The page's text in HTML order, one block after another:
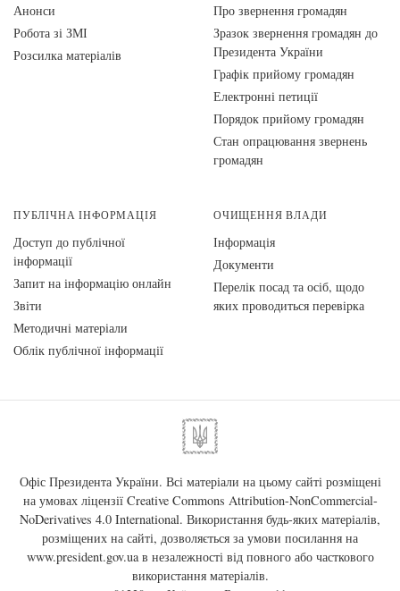
Анонси
Робота зі ЗМІ
Розсилка матеріалів
Про звернення громадян
Зразок звернення громадян до
Президента України
Графік прийому громадян
Електронні петиції
Порядок прийому громадян
Стан опрацювання звернень
громадян
ПУБЛІЧНА ІНФОРМАЦІЯ
Доступ до публічної
інформації
Запит на інформацію онлайн
Звіти
Методичні матеріали
Облік публічної інформації
ОЧИЩЕННЯ ВЛАДИ
Інформація
Документи
Перелік посад та осіб, щодо
яких проводиться перевірка
Офіс Президента України. Всі матеріали на цьому сайті розміщені
на умовах ліцензії Creative Commons Attribution-NonCommercial-
NoDerivatives 4.0 International. Використання будь-яких матеріалів,
розміщених на сайті, дозволяється за умови посилання на
www.president.gov.uaв незалежності від повного або часткового
використання матеріалів.